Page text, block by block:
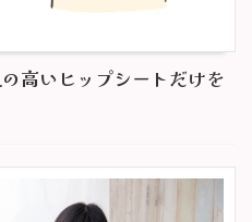
高いヒップシートだけを